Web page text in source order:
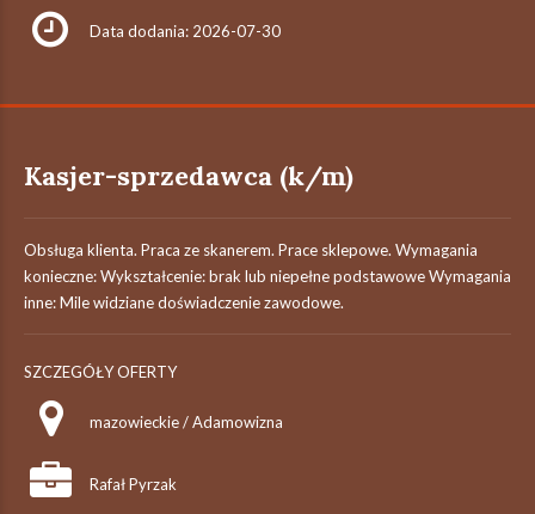
Data dodania: 2026-07-30
Kasjer-sprzedawca (k/m)
Obsługa klienta. Praca ze skanerem. Prace sklepowe. Wymagania
konieczne: Wykształcenie: brak lub niepełne podstawowe Wymagania
inne: Mile widziane doświadczenie zawodowe.
SZCZEGÓŁY OFERTY
mazowieckie / Adamowizna
Rafał Pyrzak